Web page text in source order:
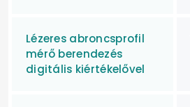
Lézeres abroncsprofil
mérő berendezés
digitális kiértékelővel